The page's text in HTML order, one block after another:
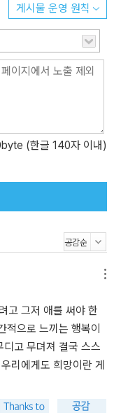
을 수 없이 괴로웠다.
소리를 듣는 것만큼이
를 위해 그렇게만 말했
체념이 필요했다.(3
눈치채고 따뜻하게 손
. 행자 이모는 파독간호
모’와 ‘선자 이모’,
어 살아가고 있다. 수
앞서 타국에 자리잡
희생한 집합체가 아닌
선자 이모를 돌아다보
너울대는 나무 아래서
내년에도 이렇게 아름
들 정도로 아름답지?”
모의 얼굴에 드리워
거렸다. 마리아 이모
즈를 취할 때마다 꽃
게시물 운영 원칙
(한글 140자 이내)
고 그저 애를 써야 한
적으로 느끼는 행복이
고 무뎌져 결국 스스
리에게도 희망이란 게